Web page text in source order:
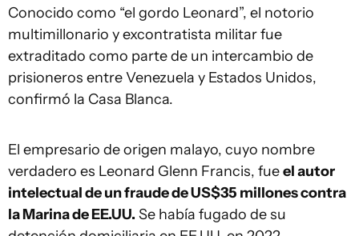
Conocido como “el gordo Leonard”, el notorio
multimillonario y excontratista militar fue
extraditado como parte de un intercambio de
prisioneros entre Venezuela y Estados Unidos,
confirmó la Casa Blanca.
El empresario de origen malayo, cuyo nombre
verdadero es Leonard Glenn Francis, fueel autor
intelectual de un fraude de US$35 millones contra
la Marina de EE.UU. Se había fugado de su